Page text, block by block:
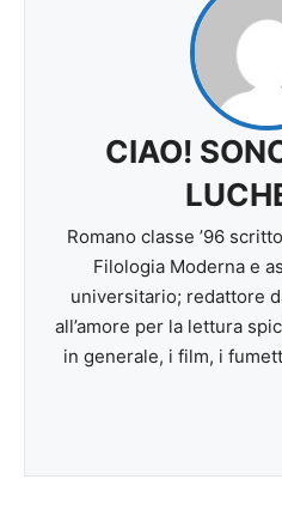
CIAO!
Romano classe ’96
Filologia Moderna e
universitario; redattore
all’amore per la lettura
in generale, i film, i